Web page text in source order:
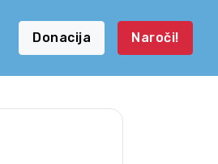
Donacija Naroči!